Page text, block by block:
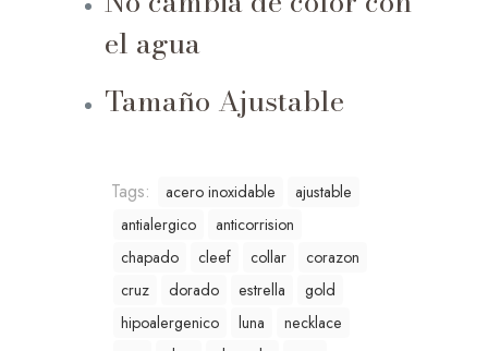
el agua
Tamaño Ajustable
Tags: acero inoxidable
ajustable
antialergico
anticorrision
chapado
cleef collar
corazon
cruz
dorado estrella
gold
hipoalergenico
luna
necklace